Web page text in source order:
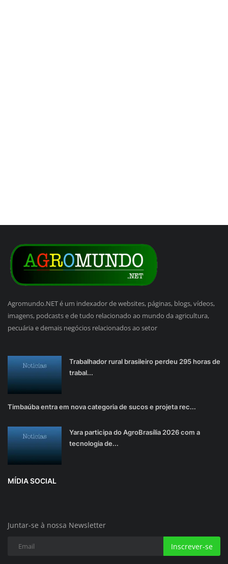
Agromundo.NET é um indexador de websites, páginas, blogs, vídeos,
imagens, podcasts e de tudo relacionado ao mundo da agricultura,
pecuária e demais negócios relacionados ao setor
Trabalhador rural brasileiro perdeu 295 horas de
trabal...
Timbaúba entra em nova categoria de sucos e projeta rec...
Yara participa do AgroBrasília 2026 com a
tecnologia de...
MÍDIA SOCIAL
Juntar-se à nossa Newsletter
Inscrever-se